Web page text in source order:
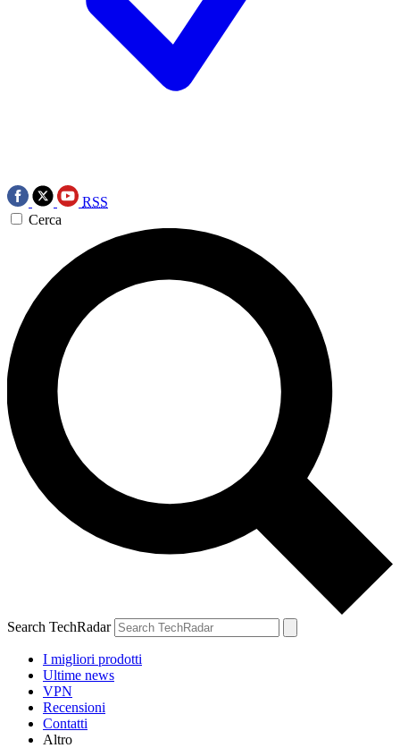
RSS
Cerca
Search TechRadar
I migliori prodotti
Ultime news
VPN
Recensioni
Contatti
Altro